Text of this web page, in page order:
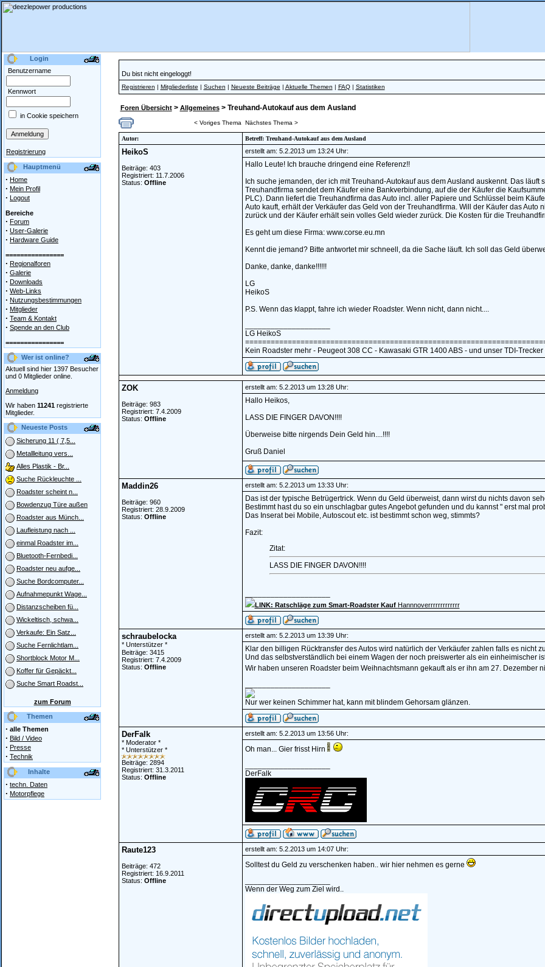
Login
Benutzername
Kennwort
in Cookie speichern
Registrierung
Hauptmenü
· Home
· Mein Profil
· Logout
Bereiche
· Forum
· User-Galerie
· Hardware Guide
================
· Regionalforen
· Galerie
· Downloads
· Web-Links
· Nutzungsbestimmungen
· Mitglieder
· Team & Kontakt
· Spende an den Club
================
Wer ist online?
Aktuell sind hier 1397 Besucher
und 0 Mitglieder online.
Anmeldung
Wir haben 11241 registrierte
Mitglieder.
Neueste Posts
Sicherung 11 ( 7,5...
Metallleitung vers...
Alles Plastik - Br...
Suche Rückleuchte ...
Roadster scheint n...
Bowdenzug Türe außen
Roadster aus Münch...
Laufleistung nach ...
einmal Roadster im...
Bluetooth-Fernbedi...
Roadster neu aufge...
Suche Bordcomputer...
Aufnahmepunkt Wage...
Distanzscheiben fü...
Wickeltisch, schwa...
Verkaufe: Ein Satz...
Suche Fernlichtlam...
Shortblock Motor M...
Koffer für Gepäckt...
Suche Smart Roadst...
zum Forum
Themen
· alle Themen
· Bild / Video
· Presse
· Technik
Inhalte
· techn. Daten
· Motorpflege
Du bist nicht eingeloggt!
Registrieren | Mitgliederliste | Suchen | Neueste Beiträge | Aktuelle Themen | FAQ| Statistiken
Foren Übersicht> Allgemeines> Treuhand-Autokauf aus dem Ausland
< Voriges Thema Nächstes Thema >
Autor: Betreff: Treuhand-Autokauf aus dem Ausland
HeikoS
Beiträge: 403
Registriert: 11.7.2006
Status: Offline
erstellt am: 5.2.2013 um 13:24 Uhr:
Hallo Leute! Ich brauche dringend eine Referenz!!
Ich suche jemanden, der ich mit Treuhand-Autokauf aus dem Ausland auskennt. Das
Treuhandfirma sendet dem Käufer eine Bankverbindung, auf die der Käufer die
PLC). Dann liefert die Treuhandfirma das Auto incl. aller Papiere und Schlüssel beim
Auto kauft, erhält der Verkäufer das Geld von der Treuhandfirma. Will der Käufer das
zurück und der Käufer erhält sein volles Geld wieder zurück. Die Kosten für die
Es geht um diese Firma: www.corse.eu.mn
Kennt die jemand? Bitte antwortet mir schneell, da die Sache läuft. Ich soll das Geld
Danke, danke, danke!!!!!!
LG
HeikoS
P.S. Wenn das klappt, fahre ich wieder Roadster. Wenn nicht, dann nicht....
LG HeikoS
Kein Roadster mehr - Peugeot 308 CC - Kawasaki GTR 1400 ABS - und unser TDI-
ZOK
Beiträge: 983
Registriert: 7.4.2009
Status: Offline
erstellt am: 5.2.2013 um 13:28 Uhr:
Hallo Heikos,
LASS DIE FINGER DAVON!!!!
Überweise bitte nirgends Dein Geld hin....!!!!
Gruß Daniel
Maddin26
Beiträge: 960
Registriert: 28.9.2009
Status: Offline
erstellt am: 5.2.2013 um 13:33 Uhr:
Das ist der typische Betrügertrick. Wenn du Geld überweist, dann wirst du nichts davon
Bestimmt hast du so ein unschlagbar gutes Angebot gefunden und du kannst " erst mal
Das Inserat bei Mobile, Autoscout etc. ist bestimmt schon weg, stimmts?
Fazit:
Zitat:
LASS DIE FINGER DAVON!!!!
LINK: Ratschläge zum Smart-Roadster Kauf Hannnoverrrrrrrrrrrrr
schraubelocka
* Unterstützer *
Beiträge: 3415
Registriert: 7.4.2009
Status: Offline
erstellt am: 5.2.2013 um 13:39 Uhr:
Klar den billigen Rücktransfer des Autos wird natürlich der Verkäufer zahlen falls es nicht
Und das selbstverständlich bei einem Wagen der noch preiswerter als ein einheimischer
Wir haben unseren Roadster beim Weihnachtsmann gekauft als er ihn am 27. Dezember
Nur wer keinen Schimmer hat, kann mit blindem Gehorsam glänzen.
DerFalk
* Moderator *
* Unterstützer *
Beiträge: 2894
Registriert: 31.3.2011
Status: Offline
erstellt am: 5.2.2013 um 13:56 Uhr:
Oh man... Gier frisst Hirn
DerFalk
Raute123
Beiträge: 472
Registriert: 16.9.2011
Status: Offline
erstellt am: 5.2.2013 um 14:07 Uhr:
Solltest du Geld zu verschenken haben.. wir hier nehmen es gerne
Wenn der Weg zum Ziel wird..